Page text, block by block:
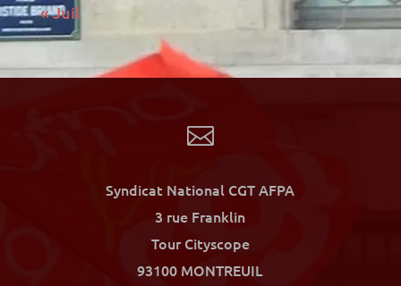
« Juil

Syndicat National CGT AFPA
3 rue Franklin
Tour Cityscope
93100 MONTREUIL